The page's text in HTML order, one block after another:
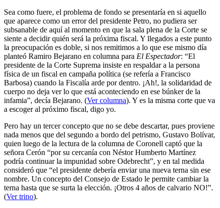
Sea como fuere, el problema de fondo se presentaría en si aquello
que aparece como un error del presidente Petro, no pudiera ser
subsanable de aquí al momento en que la sala plena de la Corte se
siente a decidir quién será la próxima fiscal. Y llegados a este punto
la preocupación es doble, si nos remitimos a lo que ese mismo día
planteó Ramiro Bejarano en columna para El Espectador: “El
presidente de la Corte Suprema insiste en respaldar a la persona
física de un fiscal en campaña política (se refería a Francisco
Barbosa) cuando la Fiscalía arde por dentro. ¡Ah!, la solidaridad de
cuerpo no deja ver lo que está aconteciendo en ese búnker de la
infamia”, decía Bejarano. (Ver columna). Y es la misma corte que va
a escoger al próximo fiscal, digo yo.
Pero hay un tercer concepto que no se debe descartar, pues proviene
nada menos que del segundo a bordo del petrismo, Gustavo Bolívar,
quien luego de la lectura de la columna de Coronell captó que la
señora Cerón “por su cercanía con Néstor Humberto Martínez
podría continuar la impunidad sobre Odebrecht”, y en tal medida
consideró que “el presidente debería enviar una nueva terna sin ese
nombre. Un concepto del Consejo de Estado le permite cambiar la
terna hasta que se surta la elección. ¡Otros 4 años de calvario NO!”.
(Ver trino).